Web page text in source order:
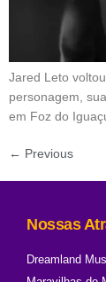
Jared Leto
personagem,
em Foz do
← Previous
Nossas
Dreamland